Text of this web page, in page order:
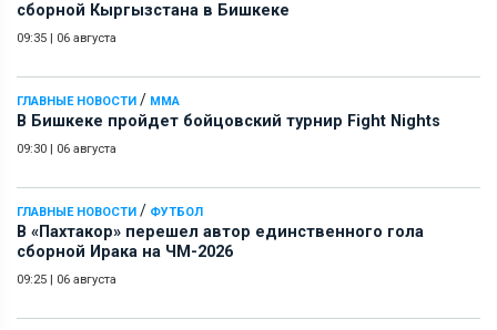
сборной Кыргызстана в Бишкеке
09:35 | 06 августа
ГЛАВНЫЕ НОВОСТИ / ММА
В Бишкеке пройдет бойцовский турнир Fight Nights
09:30 | 06 августа
ГЛАВНЫЕ НОВОСТИ / ФУТБОЛ
В «Пахтакор» перешел автор единственного гола
сборной Ирака на ЧМ-2026
09:25 | 06 августа